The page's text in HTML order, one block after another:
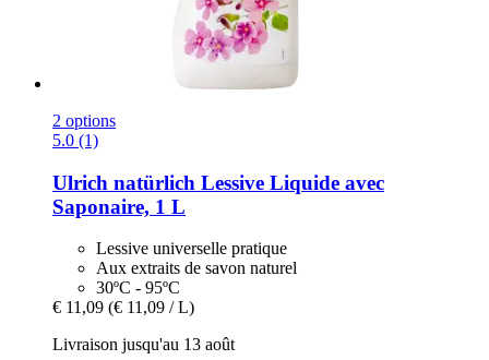
2 options
5.0 (1)
Ulrich natürlich Lessive Liquide avec
Saponaire, 1 L
Lessive universelle pratique
Aux extraits de savon naturel
30ºC - 95ºC
€ 11,09 (€ 11,09 / L)
Livraison jusqu'au 13 août